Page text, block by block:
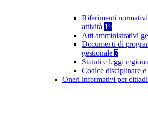
Riferimenti
attività 19
Atti amministrativi
Documenti di
gestionale 7
Statuti e leggi
Codice disciplinare
Oneri informativi per